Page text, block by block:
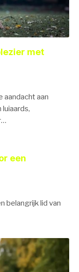
met
aandacht aan
luiaards,
een
belangrijk lid van